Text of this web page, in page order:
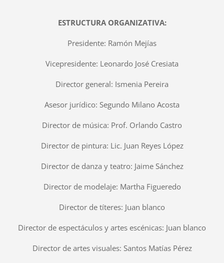
ESTRUCTURA ORGANIZATIVA:
Presidente: Ramón Mejías
Vicepresidente: Leonardo José Cresiata
Director general: Ismenia Pereira
Asesor jurídico: Segundo Milano Acosta
Director de música: Prof. Orlando Castro
Director de pintura: Lic. Juan Reyes López
Director de danza y teatro: Jaime Sánchez
Director de modelaje: Martha Figueredo
Director de títeres: Juan blanco
Director de espectáculos y artes escénicas: Juan blanco
Director de artes visuales: Santos Matías Pérez